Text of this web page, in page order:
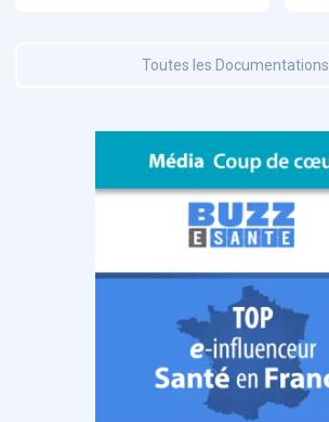
Toutes les Documentations